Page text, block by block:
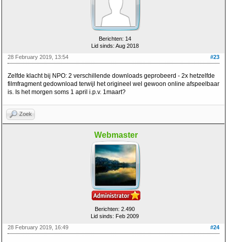
Berichten: 14
Lid sinds: Aug 2018
#23
28 February 2019, 13:54
Zelfde klacht bij NPO: 2 verschillende downloads geprobeerd - 2x hetzelfde
filmfragment gedownload terwijl het origineel wel gewoon online afspeelbaar
is. Is het morgen soms 1 april i.p.v. 1maart?
Zoek
Webmaster
Berichten: 2.490
Lid sinds: Feb 2009
#24
28 February 2019, 16:49